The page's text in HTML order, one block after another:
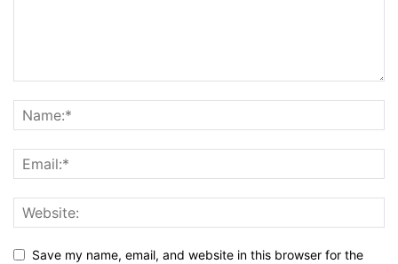
Save my name, email, and website in this browser for the